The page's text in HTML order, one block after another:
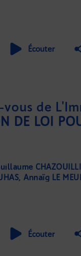
Écouter
vous de
Annaïg LE
Écouter